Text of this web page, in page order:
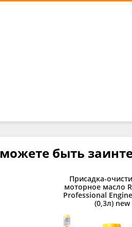
быть
Присадка-
моторное масло
Professional
(0,3л) new